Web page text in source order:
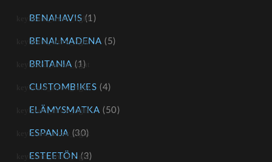
BENAHAVIS (1)
BENALMADENA (5)
BRITANIA (1)
CUSTOMBIKES (4)
ELÄMYSMATKA (50)
ESPANJA (30)
ESTEETÖN (3)